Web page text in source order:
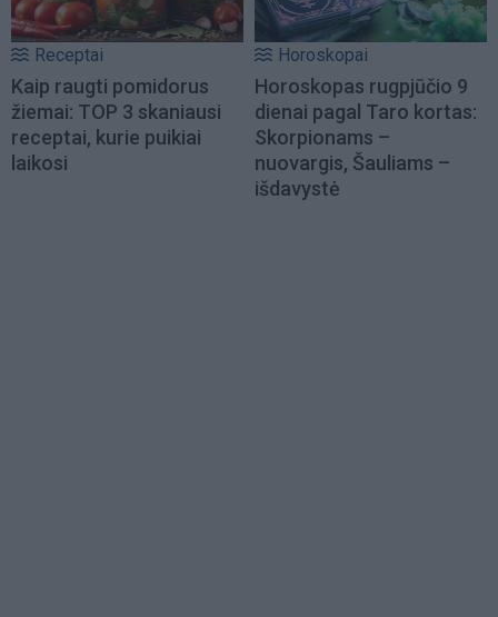
Receptai
Kaip raugti pomidorus
žiemai: TOP 3 skaniausi
receptai, kurie puikiai
laikosi
Horoskopai
Horoskopas rugpjūčio 9
dienai pagal Taro kortas:
Skorpionams –
nuovargis, Šauliams –
išdavystė